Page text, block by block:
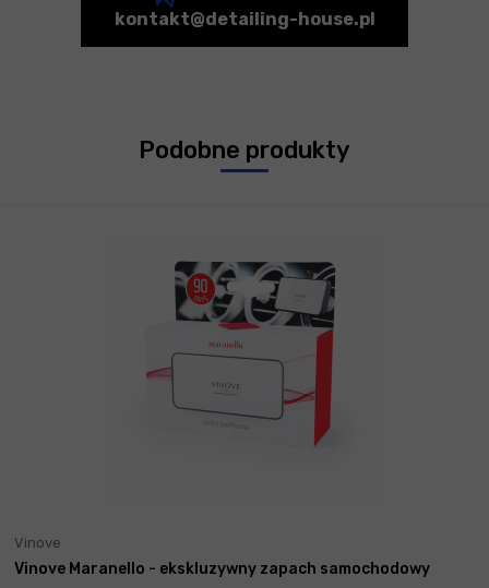
kontakt@detailing-house.pl
Podobne produkty
Vinove
Vinove Maranello - ekskluzywny zapach samochodowy